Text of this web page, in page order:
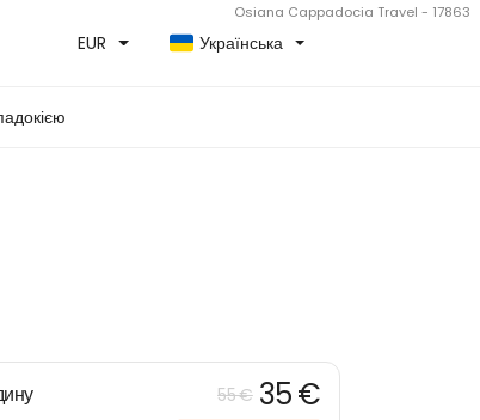
Osiana Cappadocia Travel - 17863
EUR Українська
55 € 35 €